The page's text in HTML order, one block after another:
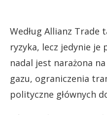
Według Allianz Trade
ryzyka, lecz jedynie je
nadal jest narażona
gazu, ograniczenia
polityczne głównych